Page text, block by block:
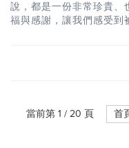
說，都是一份非常珍貴
福與感謝，讓我們感受到
當前第 1 / 20 頁 首